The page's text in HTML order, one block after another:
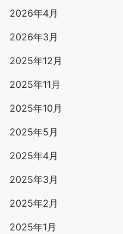
2026年4月
2026年3月
2025年12月
2025年11月
2025年10月
2025年5月
2025年4月
2025年3月
2025年2月
2025年1月